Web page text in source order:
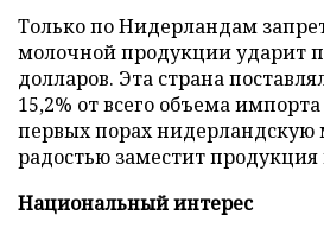
Только по Нидерландам
молочной продукции ударит
долларов. Эта страна
15,2% от всего объема
первых порах нидерландскую
радостью заместит продукция
Национальный интерес